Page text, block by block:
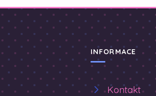
INFORMACE
Kontakt